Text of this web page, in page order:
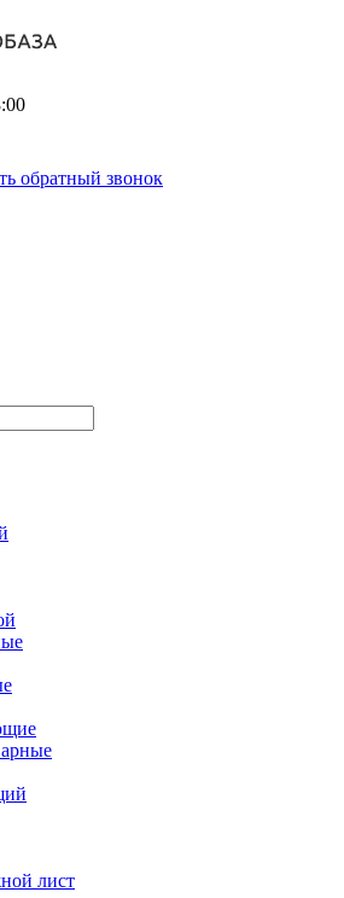
обратный звонок
лист